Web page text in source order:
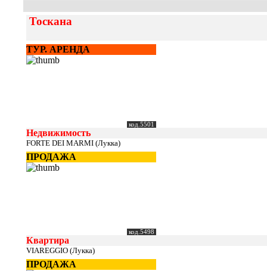
Тоскана
ТУР. АРЕНДА
код.5501
Недвижимость
FORTE DEI MARMI (Лукка)
ПРОДАЖА
код.5498
Квартира
VIAREGGIO (Лукка)
ПРОДАЖА